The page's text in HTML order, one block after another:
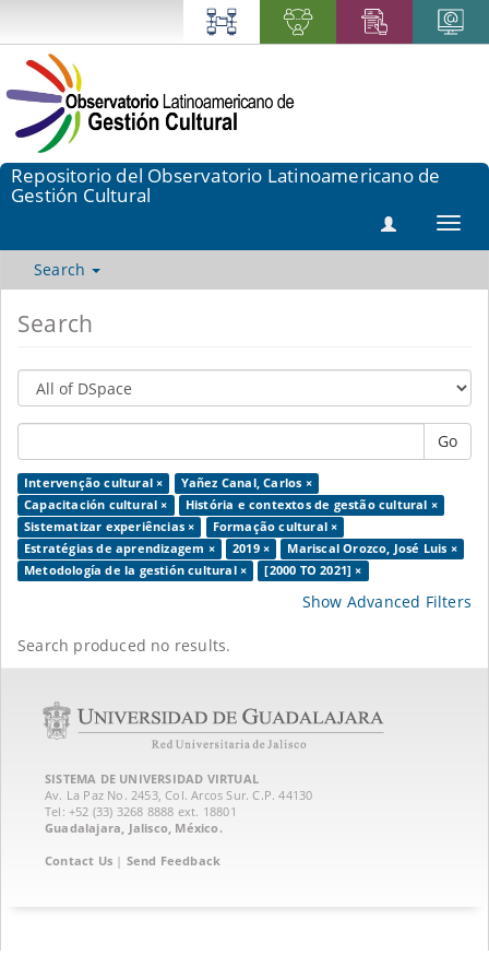
Repositorio del Observatorio Latinoamericano de
Gestión Cultural
Search
Search
Go
Intervenção cultural ×
Yañez Canal, Carlos ×
Capacitación cultural ×
História e contextos de gestão cultural ×
Sistematizar experiências ×
Formação cultural ×
Estratégias de aprendizagem ×
2019 ×
Mariscal Orozco, José Luis ×
Metodología de la gestión cultural ×
[2000 TO 2021] ×
Show Advanced Filters
Search produced no results.
SISTEMA DE UNIVERSIDAD VIRTUAL
Av. La Paz No. 2453, Col. Arcos Sur. C.P. 44130
Tel: +52 (33) 3268 8888‏ ext. 18801
Guadalajara, Jalisco, México.
Contact Us | Send Feedback